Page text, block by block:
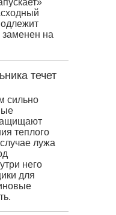
заменен на
течет
сильно
теплого
лужа
него
для